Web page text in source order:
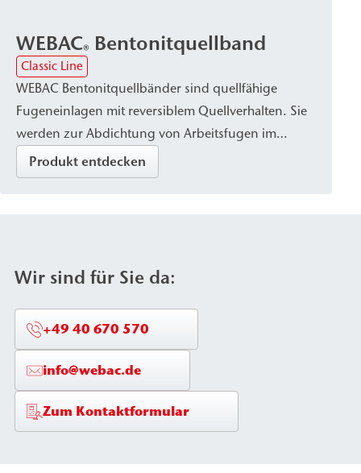
WEBAC® Bentonitquellband
Classic Line
WEBAC Bentonitquellbänder sind quellfähige
Fugeneinlagen mit reversiblem Quellverhalten. Sie
werden zur Abdichtung von Arbeitsfugen im
Ortbetonbau sowie zur Sicherung von
Rohrdurchführungen eingesetzt.
Produkt entdecken
Wir sind für Sie da:
+49 40 670 570
info@webac.de
Zum Kontaktformular